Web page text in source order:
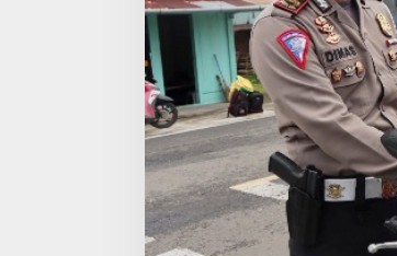
e
n
g
,
M
a
s
k
e
r
d